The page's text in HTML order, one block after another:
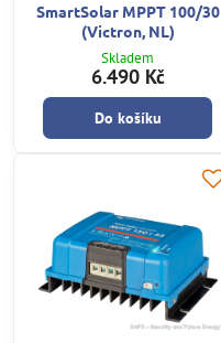
SmartSolar MPPT 100/30
(Victron, NL)
Skladem
6.490 Kč
Do košíku